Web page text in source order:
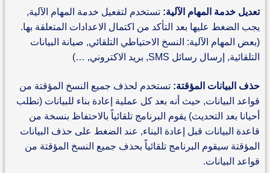
تعديل خدمة المهام الآلية: تستخدم لتفعيل خدمة المهام الآلية,
يجب الضغط عليها بعد التأكد من اكتمال الاعدادات المتعلقة بها.
(بعض المهام الآلية: النسخ الاحتياطي التلقائي, صيانة البيانات
التلقائية, إرسال رسائل SMS, بريد الاكتروني, …)
حذف البيانات المؤقتة: تستخدم لحذف جميع النسخ المؤقتة من
قواعد البيانات, حيث أنه بعد كل عملية إعادة بناء للبيانات (تطلب
أحيانا بعد التحديث) يقوم البرنامج تلقائياً بالاحتفاظ بنسخة من
قاعدة البيانات قبل إعادة البناء, عند الضغط على حذف البيانات
المؤقتة سيقوم البرنامج تلقائياً بحذف جميع النسخ المؤقتة من
قواعد البيانات.